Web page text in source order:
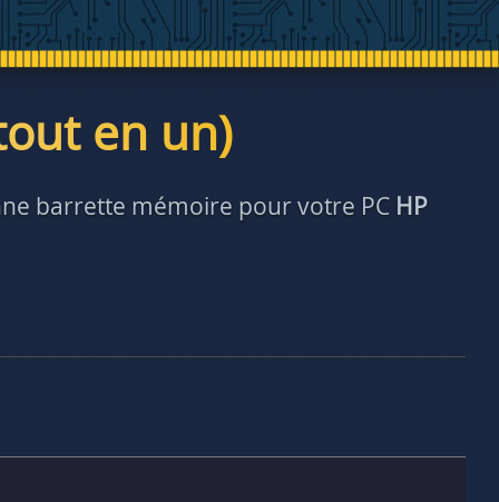
en un)
barrette mémoire pour votre PC HP